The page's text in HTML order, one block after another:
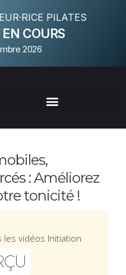
PILATES
COURS
2026
: Améliorez
tonicité !
vidéos Initiation